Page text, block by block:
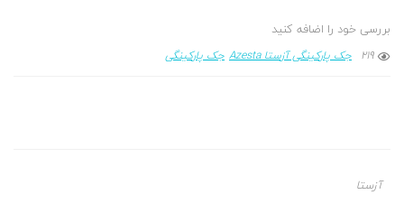
بررسی خود را اضافه کنید
219 جک پارکینگی آزستا Azesta جک پارکینگی
آزستا